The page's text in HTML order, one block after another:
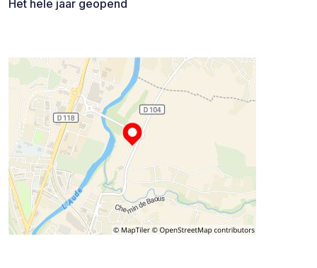
Het hele jaar geopend